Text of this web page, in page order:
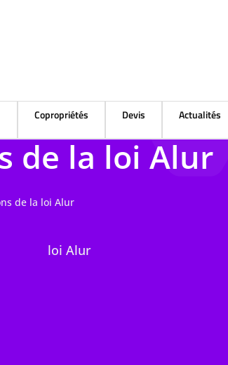
Copropriétés Devis Actualités
de la loi Alur
de la loi Alur
loi Alur